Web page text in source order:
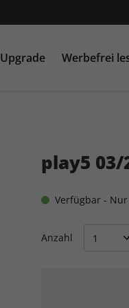
Upgrade Werbefrei
play5 03/
Verfügbar -
Anzahl